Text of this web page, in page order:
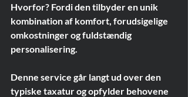
Hvorfor? Fordi den tilbyder en unik
kombination af komfort, forudsigelige
omkostninger og fuldstændig
personalisering.
Denne service går langt ud over den
typiske taxatur og opfylder behovene